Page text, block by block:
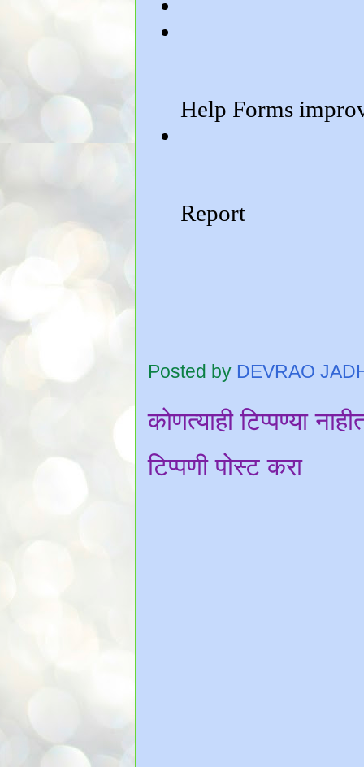
Posted by DEVRAO
कोणत्याही टिप्पण्‍या
टिप्पणी पोस्ट करा